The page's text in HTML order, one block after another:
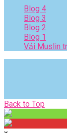
Blog 4
Blog 3
Blog 2
Blog 1
Vải Muslin
Back to Top